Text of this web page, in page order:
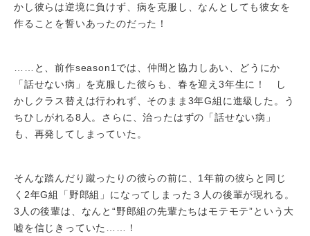
かし彼らは逆境に負けず、病を克服し、なんとしても彼女を
作ることを誓いあったのだった！
……と、前作season1では、仲間と協力しあい、どうにか
「話せない病」を克服した彼らも、春を迎え3年生に！ し
かしクラス替えは行われず、そのまま3年G組に進級した。う
ちひしがれる8人。さらに、治ったはずの「話せない病」
も、再発してしまっていた。
そんな踏んだり蹴ったりの彼らの前に、1年前の彼らと同じ
く2年G組「野郎組」になってしまった３人の後輩が現れる。
3人の後輩は、なんと“野郎組の先輩たちはモテモテ”という大
嘘を信じきっていた……！